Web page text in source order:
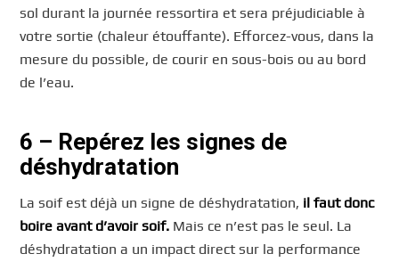
sol durant la journée ressortira et sera préjudiciable à
votre sortie (chaleur étouffante). Efforcez-vous, dans la
mesure du possible, de courir en sous-bois ou au bord
de l’eau.
6 – Repérez les signes de
déshydratation
La soif est déjà un signe de déshydratation, il faut donc
boire avant d’avoir soif. Mais ce n’est pas le seul. La
déshydratation a un impact direct sur la performance